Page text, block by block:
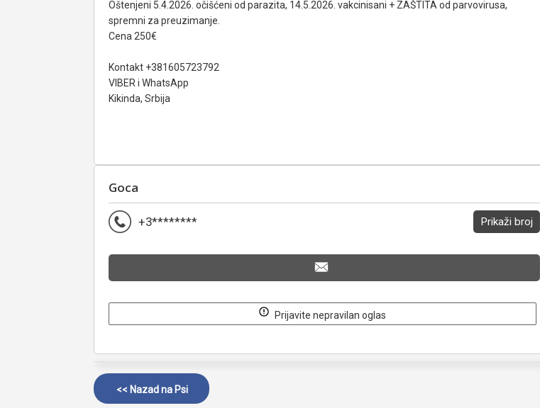
Oštenjeni 5.4.2026. očišćeni od parazita, 14.5.2026. vakcinisani + ZAŠTITA od parvovirusa,
spremni za preuzimanje.
Cena 250€
Kontakt +381605723792
VIBER i WhatsApp
Kikinda, Srbija
Goca
+3******** Prikaži broj
Prijavite nepravilan oglas
<< Nazad na Psi